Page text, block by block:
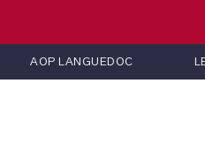
AOP LANGUEDOC